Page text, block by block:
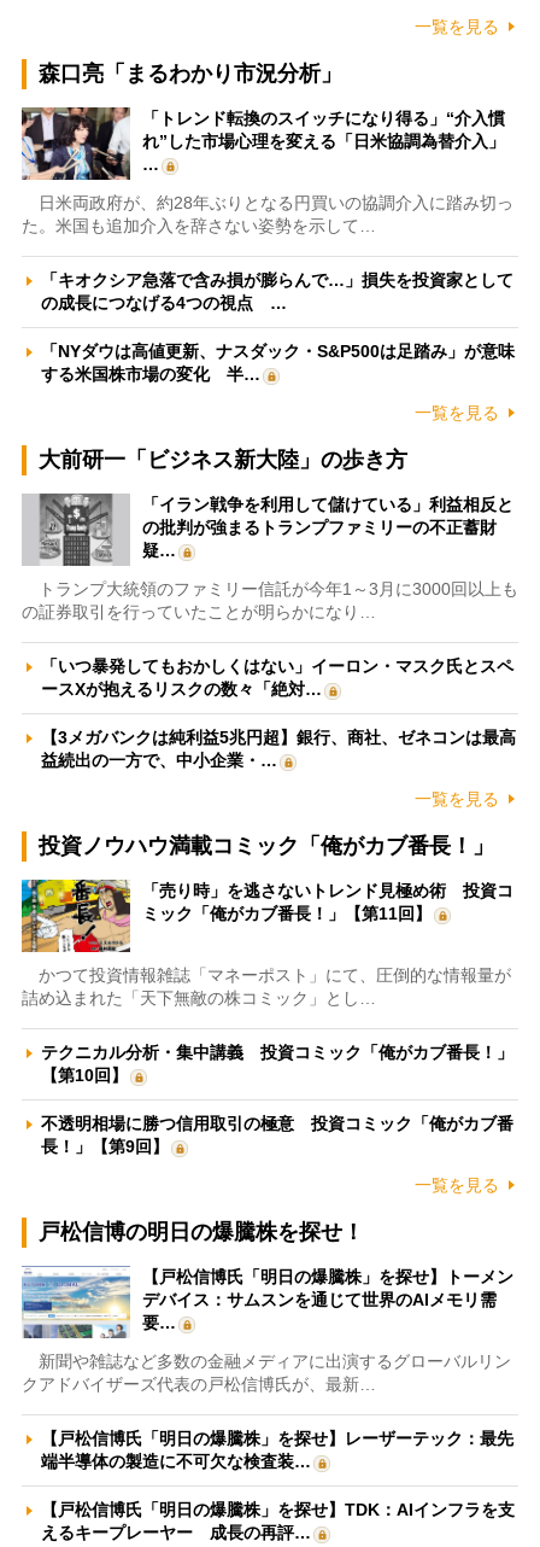
一覧を見る
森口亮「まるわかり市況分析」
「トレンド転換のスイッチになり得る」“介入慣
れ”した市場心理を変える「日米協調為替介入」
…
日米両政府が、約28年ぶりとなる円買いの協調介入に踏み切っ
た。米国も追加介入を辞さない姿勢を示して…
「キオクシア急落で含み損が膨らんで…」損失を投資家として
の成長につなげる4つの視点 …
「NYダウは高値更新、ナスダック・S&P500は足踏み」が意味
する米国株市場の変化 半…
一覧を見る
大前研一「ビジネス新大陸」の歩き方
「イラン戦争を利用して儲けている」利益相反と
の批判が強まるトランプファミリーの不正蓄財
疑…
トランプ大統領のファミリー信託が今年1～3月に3000回以上も
の証券取引を行っていたことが明らかになり…
「いつ暴発してもおかしくはない」イーロン・マスク氏とスペ
ースXが抱えるリスクの数々「絶対…
【3メガバンクは純利益5兆円超】銀行、商社、ゼネコンは最高
益続出の一方で、中小企業・…
一覧を見る
投資ノウハウ満載コミック「俺がカブ番長！」
「売り時」を逃さないトレンド見極め術 投資コ
ミック「俺がカブ番長！」【第11回】
かつて投資情報雑誌「マネーポスト」にて、圧倒的な情報量が
詰め込まれた「天下無敵の株コミック」とし…
テクニカル分析・集中講義 投資コミック「俺がカブ番長！」
【第10回】
不透明相場に勝つ信用取引の極意 投資コミック「俺がカブ番
長！」【第9回】
一覧を見る
戸松信博の明日の爆騰株を探せ！
【戸松信博氏「明日の爆騰株」を探せ】トーメン
デバイス：サムスンを通じて世界のAIメモリ需
要…
新聞や雑誌など多数の金融メディアに出演するグローバルリン
クアドバイザーズ代表の戸松信博氏が、最新…
【戸松信博氏「明日の爆騰株」を探せ】レーザーテック：最先
端半導体の製造に不可欠な検査装…
【戸松信博氏「明日の爆騰株」を探せ】TDK：AIインフラを支
えるキープレーヤー 成長の再評…